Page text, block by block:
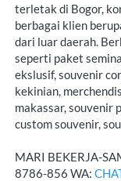
terletak di Bogor,
berbagai klien
dari luar daerah.
seperti paket
ekslusif, souvenir
kekinian,
makassar, souvenir
custom souvenir,
MARI BEKERJA-
8786-856 WA: